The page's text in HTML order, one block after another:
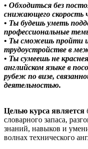
• Обходиться без
снижающего скорость
• Ты будешь уметь
профессиональные
• Ты сможешь пройти
трудоустройстве в
• Ты сумеешь не
английском языке в
рубеж по визе,
деятельностью.
Целью курса является
словарного запаса,
знаний, навыков и
волнах технического